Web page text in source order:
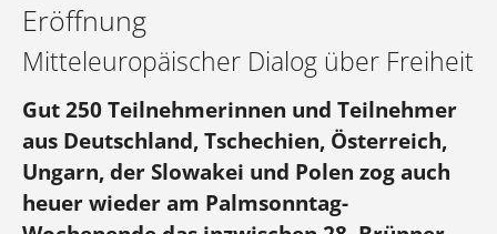
Eröffnung
Mitteleuropäischer Dialog über Freiheit
Gut 250 Teilnehmerinnen und Teilnehmer
aus Deutschland, Tschechien, Österreich,
Ungarn, der Slowakei und Polen zog auch
heuer wieder am Palmsonntag-